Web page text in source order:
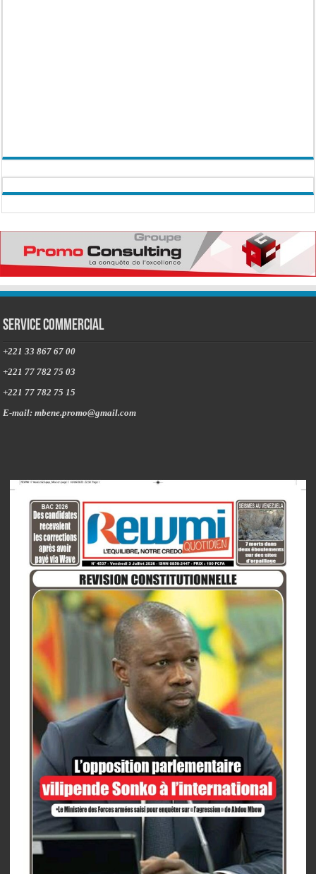
Service commercial
+221 33 867 67 00
+221 77 782 75 03
+221 77 782 75 15
E-mail: mbene.promo@gmail.com